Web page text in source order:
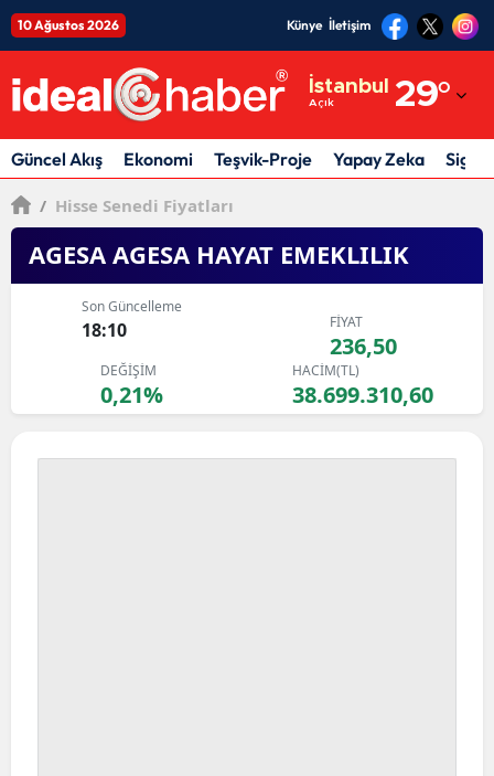
10 Ağustos 2026 Künye İletişim
İstanbul
Açık 29°
Adıyaman
Afyonkarahisar
Amasya
Antalya
Artvin
Güncel Akış Ekonomi Teşvik-Proje Yapay Zeka
/ Hisse Senedi Fiyatları
AGESA AGESA HAYAT EMEKLILIK
Son Güncelleme
18:10 FİYAT
236,50
DEĞİŞİM
0,21%
HACİM(TL)
38.699.310,60